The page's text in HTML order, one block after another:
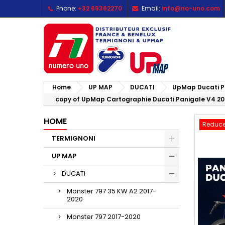
Phone: +32 69362270 Email: info@no-uno.com
Home UP MAP DUCATI UpMap Ducati
copy of UpMap Cartographie Ducati Panigale V4
HOME
TERMIGNONI
UP MAP
DUCATI
Monster 797 35 KW A2 2017-
2020
Monster 797 2017-2020